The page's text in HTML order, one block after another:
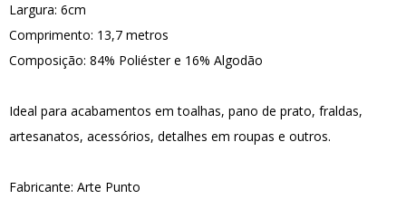
Largura: 6cm
Comprimento: 13,7 metros
Composição: 84% Poliéster e 16% Algodão
Ideal para acabamentos em toalhas, pano de prato, fraldas,
artesanatos, acessórios, detalhes em roupas e outros.
Fabricante: Arte Punto